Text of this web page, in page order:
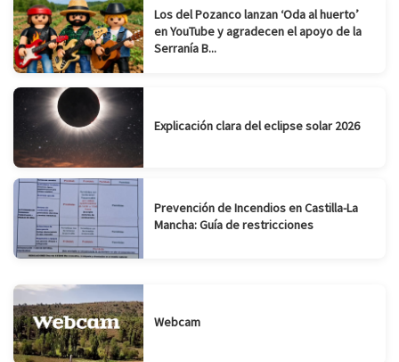
Los del Pozanco lanzan ‘Oda al huerto’
en YouTube y agradecen el apoyo de la
Serranía B...
Explicación clara del eclipse solar 2026
Prevención de Incendios en Castilla-La
Mancha: Guía de restricciones
Webcam